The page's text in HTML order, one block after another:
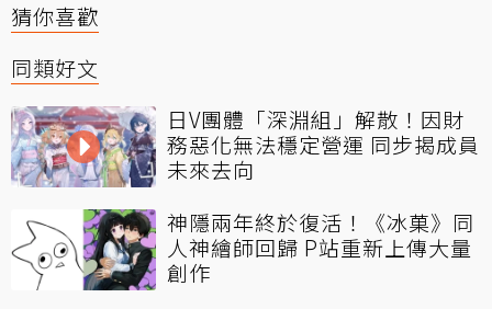
猜你喜歡
同類好文
日V團體「深淵組」解散！因財
務惡化無法穩定營運 同步揭成員
未來去向
神隱兩年終於復活！《冰菓》同
人神繪師回歸 P站重新上傳大量
創作